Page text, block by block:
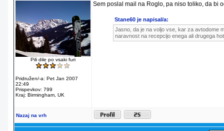
Pili dile po vsaki furi
Pridružen/-a: Pet Jan 2007
22:49
Prispevkov: 799
Kraj: Birmingham, UK
Sem poslal mail na Roglo, pa niso toliko, da bi
Stane60 je napisal/a:
Jasno, da je na voljo vse, kar za avtodome
naravnost na recepcijo enega ali drugega
Nazaj na vrh